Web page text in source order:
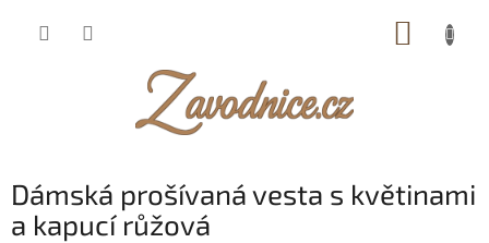
Dámská prošívaná vesta s květinami
a kapucí růžová